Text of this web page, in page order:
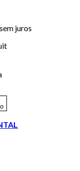
juros